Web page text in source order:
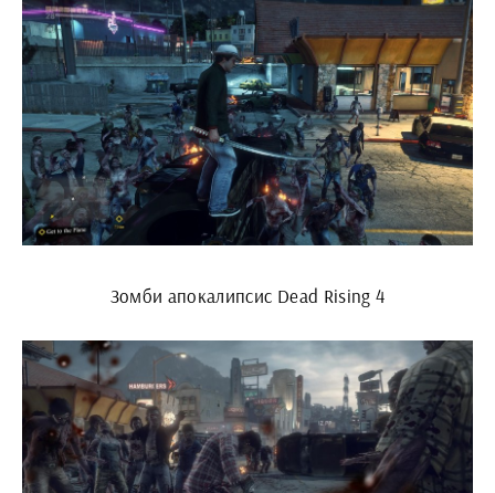
Зомби апокалипсис Dead Rising 4